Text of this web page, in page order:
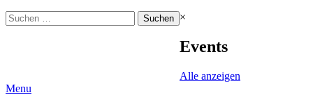
Suchen
nach:
×
Events
Alle anzeigen
Menu